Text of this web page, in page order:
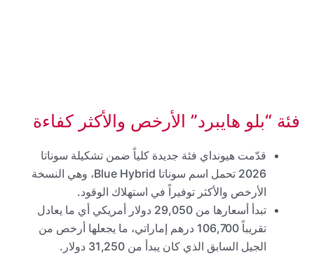
فئة “بلو هايبرد” الأرخص والأكثر كفاءة
قدّمت هيونداي فئة جديدة كلياً ضمن تشكيلة سوناتا
2026 تحمل اسم سوناتا Blue Hybrid، وهي النسخة
الأرخص والأكثر توفيراً في استهلاك الوقود.
تبدأ أسعارها من 29,050 دولار أمريكي أي ما يعادل
تقريباً 106,700 درهم إماراتي، ما يجعلها أرخص من
الجيل السابق الذي كان يبدأ من 31,250 دولار.